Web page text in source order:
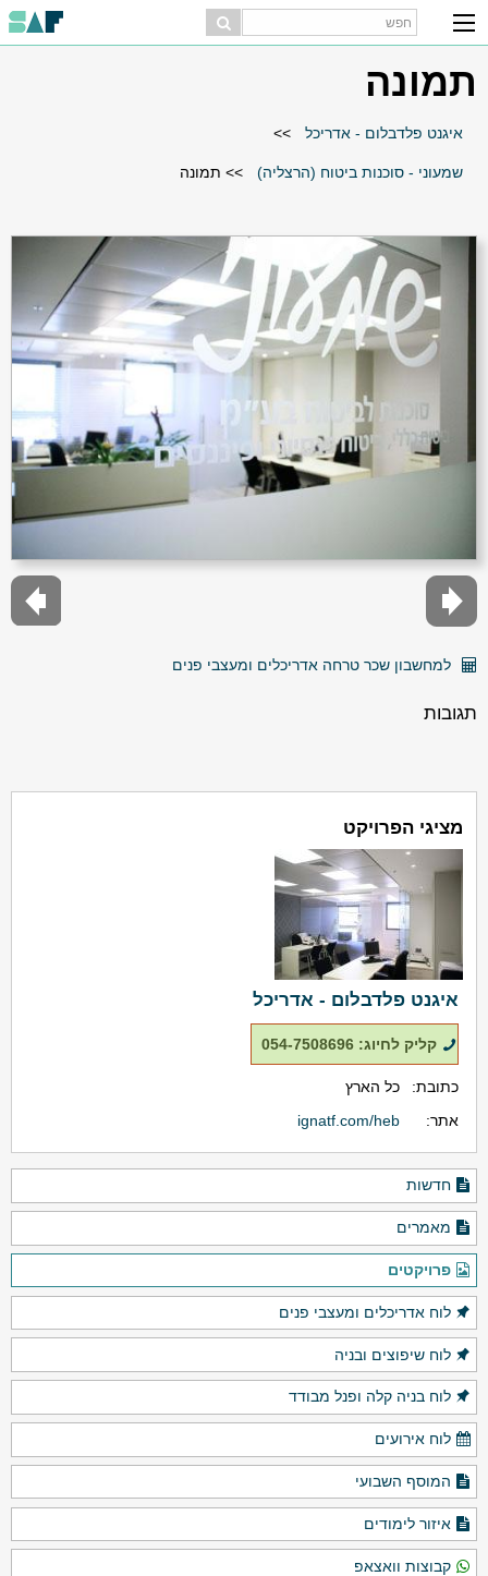
תמונה
איגנט פלדבלום - אדריכל >>
שמעוני - סוכנות ביטוח (הרצליה) >> תמונה
למחשבון שכר טרחה אדריכלים ומעצבי פנים
תגובות
מציגי הפרויקט
איגנט פלדבלום - אדריכל
קליק לחיוג: 054-7508696
כתובת:
כל הארץ
אתר:
ignatf.com/heb
חדשות
מאמרים
פרויקטים
לוח אדריכלים ומעצבי פנים
לוח שיפוצים ובניה
לוח בניה קלה ופנל מבודד
לוח אירועים
המוסף השבועי
איזור לימודים
קבוצות וואצאפ